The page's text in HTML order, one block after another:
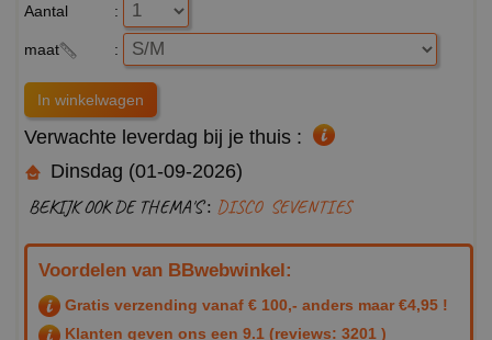
Aantal :
maat :
Verwachte leverdag bij je thuis :
Dinsdag (01-09-2026)
BEKIJK OOK DE THEMA'S : DISCO SEVENTIES
Voordelen van BBwebwinkel:
Gratis verzending vanaf € 100,- anders maar €4,95 !
Klanten geven ons een 9.1 (reviews: 3201 )